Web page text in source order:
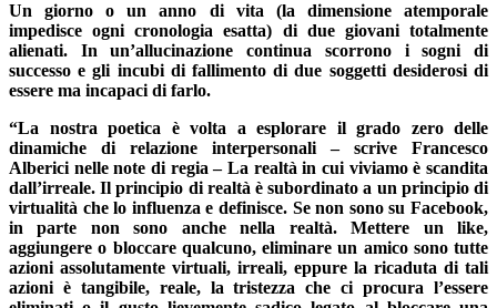
Un giorno o un anno di vita (la dimensione atemporale
impedisce ogni cronologia esatta) di due giovani totalmente
alienati. In un’allucinazione continua scorrono i sogni di
successo e gli incubi di fallimento di due soggetti desiderosi di
essere ma incapaci di farlo.
“La nostra poetica è volta a esplorare il grado zero delle
dinamiche di relazione interpersonali – scrive Francesco
Alberici nelle note di regia – La realtà in cui viviamo è scandita
dall’irreale. Il principio di realtà è subordinato a un principio di
virtualità che lo influenza e definisce. Se non sono su Facebook,
in parte non sono anche nella realtà. Mettere un like,
aggiungere o bloccare qualcuno, eliminare un amico sono tutte
azioni assolutamente virtuali, irreali, eppure la ricaduta di tali
azioni è tangibile, reale, la tristezza che ci procura l’essere